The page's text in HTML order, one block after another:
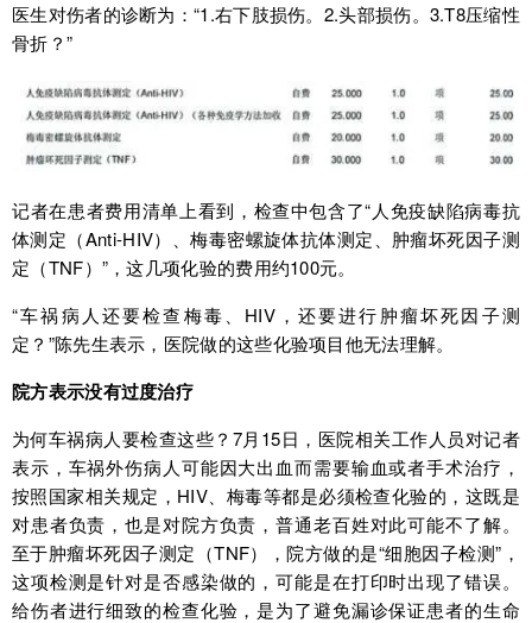
医生对伤者的诊断为：“1.右下肢损伤。2.头部损伤。3.T8压缩性
骨折？”
记者在患者费用清单上看到，检查中包含了“人免疫缺陷病毒抗
体测定（Anti-HIV）、梅毒密螺旋体抗体测定、肿瘤坏死因子测
定（TNF）”，这几项化验的费用约100元。
“车祸病人还要检查梅毒、HIV，还要进行肿瘤坏死因子测
定？”陈先生表示，医院做的这些化验项目他无法理解。
院方表示没有过度治疗
为何车祸病人要检查这些？7月15日，医院相关工作人员对记者
表示，车祸外伤病人可能因大出血而需要输血或者手术治疗，
按照国家相关规定，HIV、梅毒等都是必须检查化验的，这既是
对患者负责，也是对院方负责，普通老百姓对此可能不了解。
至于肿瘤坏死因子测定（TNF），院方做的是“细胞因子检测”，
这项检测是针对是否感染做的，可能是在打印时出现了错误。
给伤者进行细致的检查化验，是为了避免漏诊保证患者的生命